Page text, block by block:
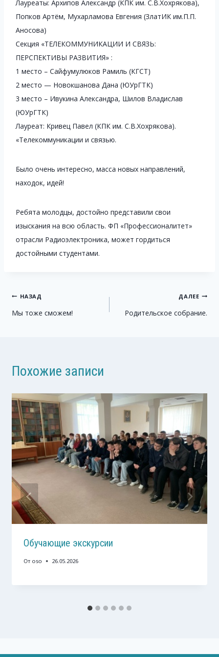
‍Лауреаты: Архипов Александр (КПК им. С.В.Хохрякова),
Попков Артём, Мухарламова Евгения (ЗлатИК им.П.П.
Аносова)
Секция «ТЕЛЕКОММУНИКАЦИИ И СВЯЗЬ:
ПЕРСПЕКТИВЫ РАЗВИТИЯ» :
1 место – Сайфумулюков Рамиль (КГСТ)
2 место — Новокшанова Дана (ЮУрГТК)
3 место – Ивукина Александра, Шилов Владислав
(ЮУрГТК)
‍Лауреат: Кривец Павел (КПК им. С.В.Хохрякова).
«Телекоммуникации и связью.
Было очень интересно, масса новых направлений,
находок, идей!
Ребята молодцы, достойно представили свои
изыскания на всю область. ФП «Профессионалитет»
отрасли Радиоэлектроника, может гордиться
достойными студентами.
Навигация
по
НАЗАД
Мы тоже сможем!
ДАЛЕЕ
Родительское собрание.
Похожие записи
Обучающие экскурсии
От oso 26.05.2026